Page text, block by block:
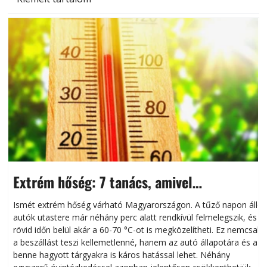
Extrém hőség: 7 tanács, amivel
megóvhatjuk autónkat a nyári károktól
Ismét extrém hőség várható Magyarországon. A tűző napon álló
autók utastere már néhány perc alatt rendkívül felmelegszik, és
rövid időn belül akár a 60-70 °C-ot is megközelítheti. Ez nemcsak
a beszállást teszi kellemetlenné, hanem az autó állapotára és a
benne hagyott tárgyakra is káros hatással lehet. Néhány